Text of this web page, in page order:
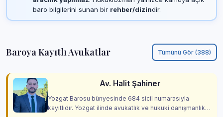
baro bilgilerini sunan bir rehber/dizindir.
Baroya Kayıtlı Avukatlar Tümünü Gör (388)
Av. Halit Şahiner
Yozgat Barosu bünyesinde 684 sicil numarasıyla
kayıtlıdır. Yozgat ilinde avukatlık ve hukuki danışmanlık